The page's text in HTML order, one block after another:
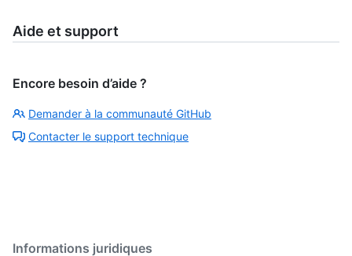
Aide et support
Encore besoin d’aide ?
Demander à la communauté GitHub
Contacter le support technique
Informations juridiques